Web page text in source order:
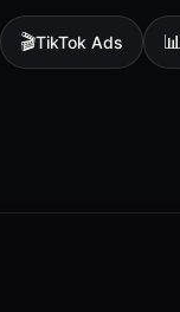
🎬TikTok Ads 📊